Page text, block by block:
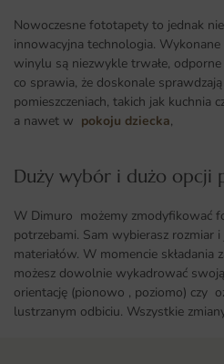
Nowoczesne fototapety to jednak
innowacyjna technologia.
winylu są niezwykle trwałe,
co sprawia, że doskonale
pomieszczeniach, takich jak kuchnia
a nawet w pokoju dziecka,
Duży wybór i dużo opcji
W Dimuro możemy zmodyfikować
potrzebami. Sam wybierasz rozmiar
materiałów. W momencie składania
możesz dowolnie wykadrować
orientację (pionowo , poziomo) czy
lustrzanym odbiciu. Wszystkie